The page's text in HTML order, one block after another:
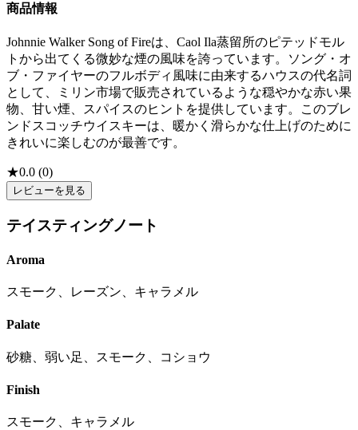
商品情報
Johnnie Walker Song of Fireは、Caol Ila蒸留所のピテッドモル
トから出てくる微妙な煙の風味を誇っています。ソング・オ
ブ・ファイヤーのフルボディ風味に由来するハウスの代名詞
として、ミリン市場で販売されているような穏やかな赤い果
物、甘い煙、スパイスのヒントを提供しています。このブレ
ンドスコッチウイスキーは、暖かく滑らかな仕上げのために
きれいに楽しむのが最善です。
★0.0 (0)
レビューを見る
テイスティングノート
Aroma
スモーク、レーズン、キャラメル
Palate
砂糖、弱い足、スモーク、コショウ
Finish
スモーク、キャラメル